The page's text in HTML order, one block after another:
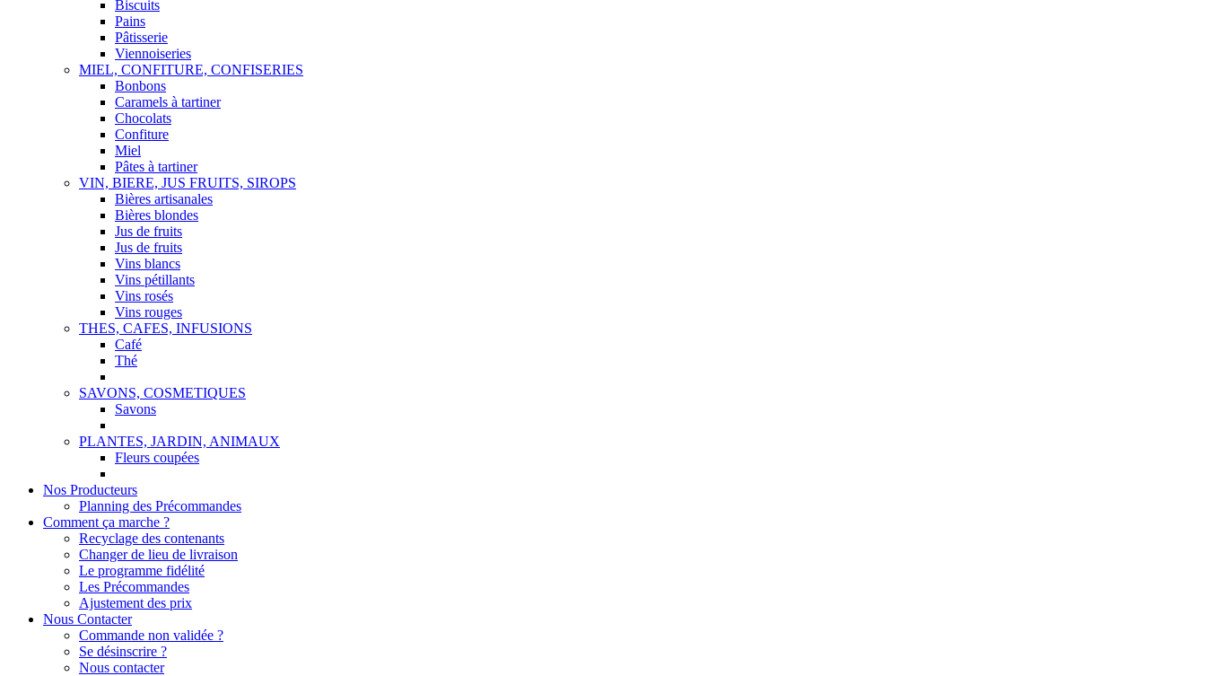
Biscuits
Pains
Pâtisserie
Viennoiseries
MIEL, CONFITURE, CONFISERIES
Bonbons
Caramels à tartiner
Chocolats
Confiture
Miel
Pâtes à tartiner
VIN, BIERE, JUS FRUITS, SIROPS
Bières artisanales
Bières blondes
Jus de fruits
Jus de fruits
Vins blancs
Vins pétillants
Vins rosés
Vins rouges
THES, CAFES, INFUSIONS
Café
Thé
SAVONS, COSMETIQUES
Savons
PLANTES, JARDIN, ANIMAUX
Fleurs coupées
Nos Producteurs
Planning des Précommandes
Comment ça marche ?
Recyclage des contenants
Changer de lieu de livraison
Le programme fidélité
Les Précommandes
Ajustement des prix
Nous Contacter
Commande non validée ?
Se désinscrire ?
Nous contacter